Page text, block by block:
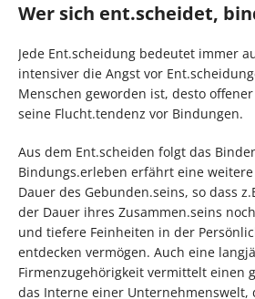
Wer sich ent.scheidet,
Jede Ent.scheidung bedeutet immer
intensiver die Angst vor
Menschen geworden ist, desto
seine Flucht.tendenz vor Bindungen.
Aus dem Ent.scheiden folgt das
Bindungs.erleben erfährt eine
Dauer des Gebunden.seins, so dass
der Dauer ihres Zusammen.seins
und tiefere Feinheiten in der
entdecken vermögen. Auch eine
Firmenzugehörigkeit vermittelt einen
das Interne einer Unternehmenswelt,